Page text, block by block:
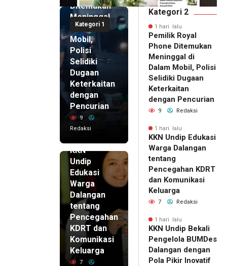
Kategori 1
Ditemukan
Meninggal
di Dalam
Mobil,
Polisi
Selidiki
Dugaan
Keterkaitan
dengan
Pencurian
9
Redaksi
KKN
Undip
Edukasi
Warga
Dalangan
tentang
Pencegahan
KDRT dan
Komunikasi
Keluarga
7
Kategori 2
1 hari lalu
Pemilik Royal
Phone Ditemukan
Meninggal di
Dalam Mobil, Polisi
Selidiki Dugaan
Keterkaitan
dengan Pencurian
9 Redaksi
1 hari lalu
KKN Undip Edukasi
Warga Dalangan
tentang
Pencegahan KDRT
dan Komunikasi
Keluarga
7 Redaksi
1 hari lalu
KKN Undip Bekali
Pengelola BUMDes
Dalangan dengan
Pola Pikir Inovatif